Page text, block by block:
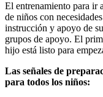
El entrenamiento para ir
de niños con
instrucción y apoyo de
grupos de apoyo. El
hijo está listo para
Las señales de
para todos los niños: